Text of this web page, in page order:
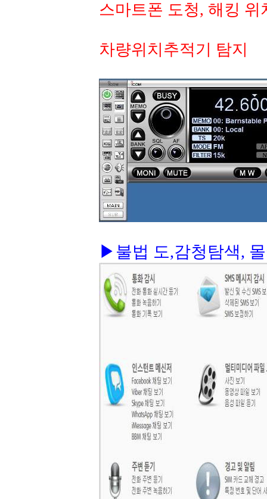
스마트폰 도청, 해킹
차량위치추적기 탐지
▶불법 도,감청탐색,